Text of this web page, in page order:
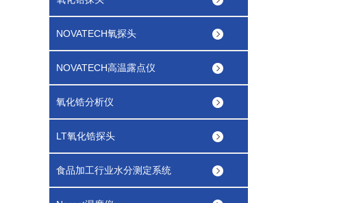
NOVATECH氧探头
NOVATECH高温露点仪
氧化锆分析仪
LT氧化锆探头
食品加工行业水分测定系统